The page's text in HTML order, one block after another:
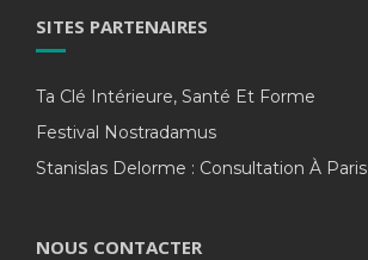
SITES PARTENAIRES
Ta Clé Intérieure, Santé Et Forme
Festival Nostradamus
Stanislas Delorme : Consultation À Paris
NOUS CONTACTER